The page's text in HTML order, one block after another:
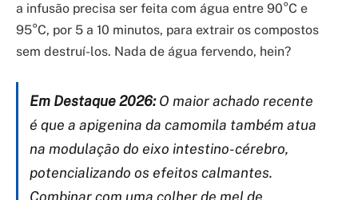
a infusão precisa ser feita com água entre 90°C e
95°C, por 5 a 10 minutos, para extrair os compostos
sem destruí-los. Nada de água fervendo, hein?
Em Destaque 2026:O maior achado recente
é que a apigenina da camomila também atua
na modulação do eixo intestino-cérebro,
potencializando os efeitos calmantes.
Combinar com uma colher de mel de